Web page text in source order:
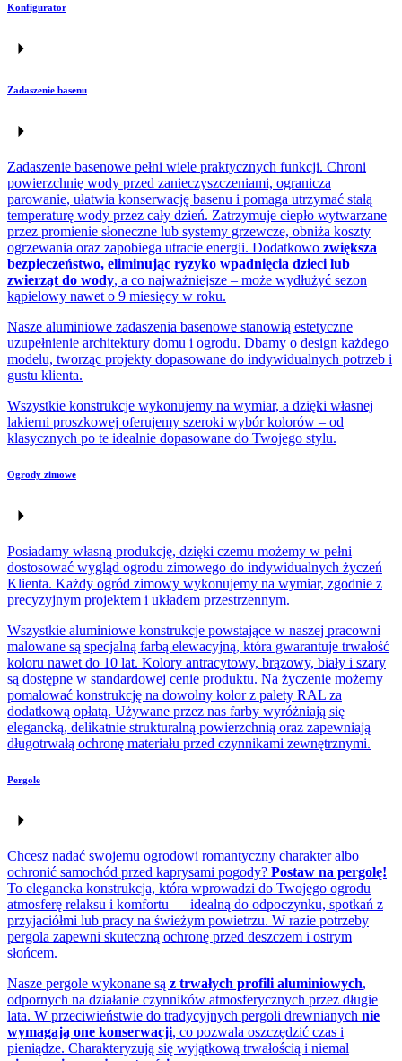
Konfigurator
Zadaszenie basenu
Zadaszenie basenowe pełni wiele praktycznych funkcji. Chroni
powierzchnię wody przed zanieczyszczeniami, ogranicza
parowanie, ułatwia konserwację basenu i pomaga utrzymać stałą
temperaturę wody przez cały dzień. Zatrzymuje ciepło wytwarzane
przez promienie słoneczne lub systemy grzewcze, obniża koszty
ogrzewania oraz zapobiega utracie energii. Dodatkowo zwiększa
bezpieczeństwo, eliminując ryzyko wpadnięcia dzieci lub
zwierząt do wody, a co najważniejsze – może wydłużyć sezon
kąpielowy nawet o 9 miesięcy w roku.
Nasze aluminiowe zadaszenia basenowe stanowią estetyczne
uzupełnienie architektury domu i ogrodu. Dbamy o design każdego
modelu, tworząc projekty dopasowane do indywidualnych potrzeb i
gustu klienta.
Wszystkie konstrukcje wykonujemy na wymiar, a dzięki własnej
lakierni proszkowej oferujemy szeroki wybór kolorów – od
klasycznych po te idealnie dopasowane do Twojego stylu.
Ogrody zimowe
Posiadamy własną produkcję, dzięki czemu możemy w pełni
dostosować wygląd ogrodu zimowego do indywidualnych życzeń
Klienta. Każdy ogród zimowy wykonujemy na wymiar, zgodnie z
precyzyjnym projektem i układem przestrzennym.
Wszystkie aluminiowe konstrukcje powstające w naszej pracowni
malowane są specjalną farbą elewacyjną, która gwarantuje trwałość
koloru nawet do 10 lat. Kolory antracytowy, brązowy, biały i szary
są dostępne w standardowej cenie produktu. Na życzenie możemy
pomalować konstrukcję na dowolny kolor z palety RAL za
dodatkową opłatą. Używane przez nas farby wyróżniają się
elegancką, delikatnie strukturalną powierzchnią oraz zapewniają
długotrwałą ochronę materiału przed czynnikami zewnętrznymi.
Pergole
Chcesz nadać swojemu ogrodowi romantyczny charakter albo
ochronić samochód przed kaprysami pogody? Postaw na pergolę!
To elegancka konstrukcja, która wprowadzi do Twojego ogrodu
atmosferę relaksu i komfortu — idealną do odpoczynku, spotkań z
przyjaciółmi lub pracy na świeżym powietrzu. W razie potrzeby
pergola zapewni skuteczną ochronę przed deszczem i ostrym
słońcem.
Nasze pergole wykonane są z trwałych profili aluminiowych,
odpornych na działanie czynników atmosferycznych przez długie
lata. W przeciwieństwie do tradycyjnych pergoli drewnianych nie
wymagają one konserwacji, co pozwala oszczędzić czas i
pieniądze. Charakteryzują się wyjątkową trwałością i niemal